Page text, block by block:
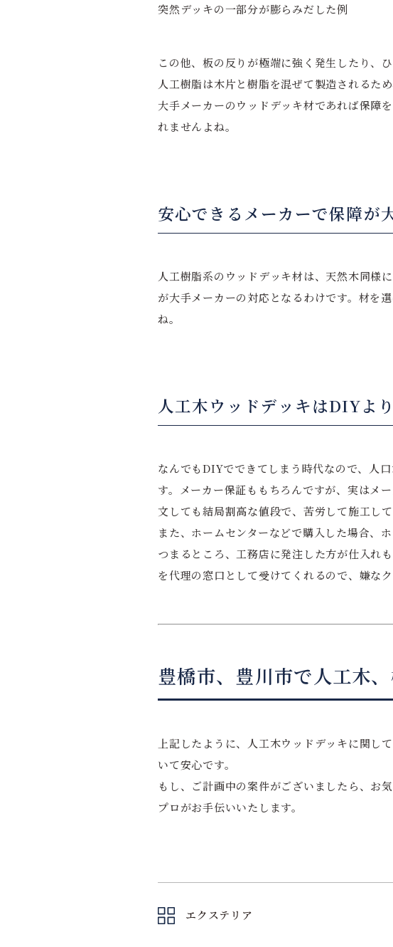
突然デッキの一部分が膨らみだした例
この他、板の反りが極端に強く発生したり、
人工樹脂は木片と樹脂を混ぜて製造されるた
大手メーカーのウッドデッキ材であれば保障
れませんよね。
安心できるメーカーで保障が
人工樹脂系のウッドデッキ材は、天然木同様
が大手メーカーの対応となるわけです。材を
ね。
人工木ウッドデッキはDIYよ
なんでもDIYでできてしまう時代なので、人
す。メーカー保証ももちろんですが、実はメ
文しても結局割高な値段で、苦労して施工し
また、ホームセンターなどで購入した場合、
つまるところ、工務店に発注した方が仕入れ
を代理の窓口として受けてくれるので、嫌な
豊橋市、豊川市で人工木
上記したように、人工木ウッドデッキに関し
いて安心です。
もし、ご計画中の案件がございましたら、お
プロがお手伝いいたします。
エクステリア